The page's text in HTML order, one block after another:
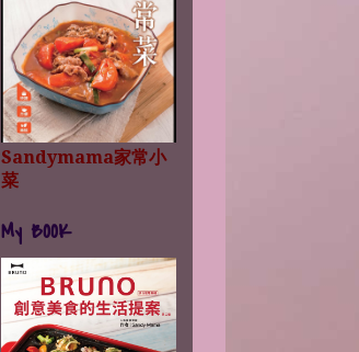
Sandymama家常小
菜
My BOOK